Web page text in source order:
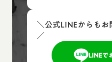
＼公式LINEからも
／
LINEで